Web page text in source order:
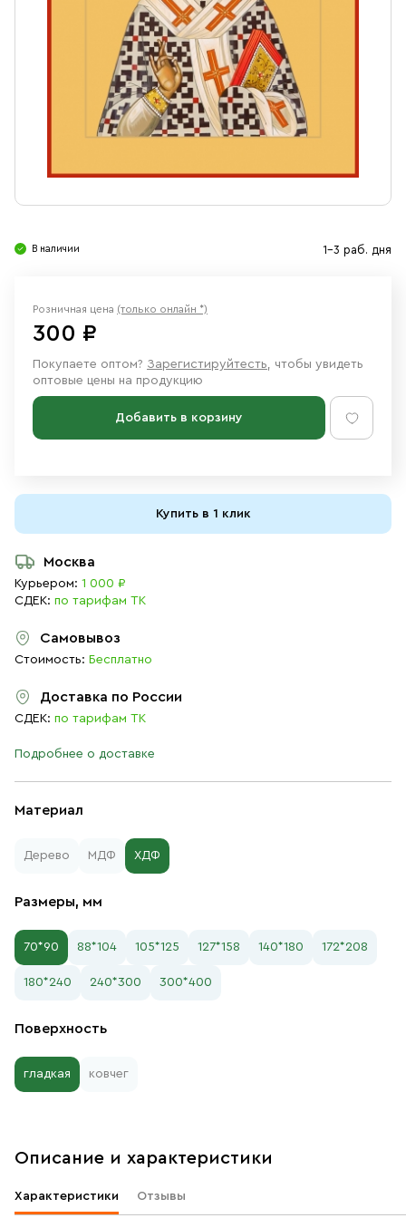
Ювелирные изделия
В наличии 1-3 раб. дня
Материал
Дерево МДФ ХДФ
Размеры, мм
70*90 88*104 105*125 127*158 140*180 172*208
180*240 240*300 300*400
Поверхность
гладкая ковчег
Розничная цена (только онлайн *)
300 ₽
Покупаете оптом? Зарегистируйтесть, чтобы увидеть
оптовые цены на продукцию
Добавить в корзину
Купить в 1 клик
Москва
Курьером: 1 000 ₽
СДЕК: по тарифам ТК
Самовывоз
Стоимость: Бесплатно
Доставка по России
СДЕК: по тарифам ТК
Подробнее о доставке
Описание и характеристики
Характеристики Отзывы